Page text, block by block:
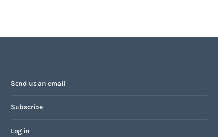
Send us an email
Subscribe
Log in